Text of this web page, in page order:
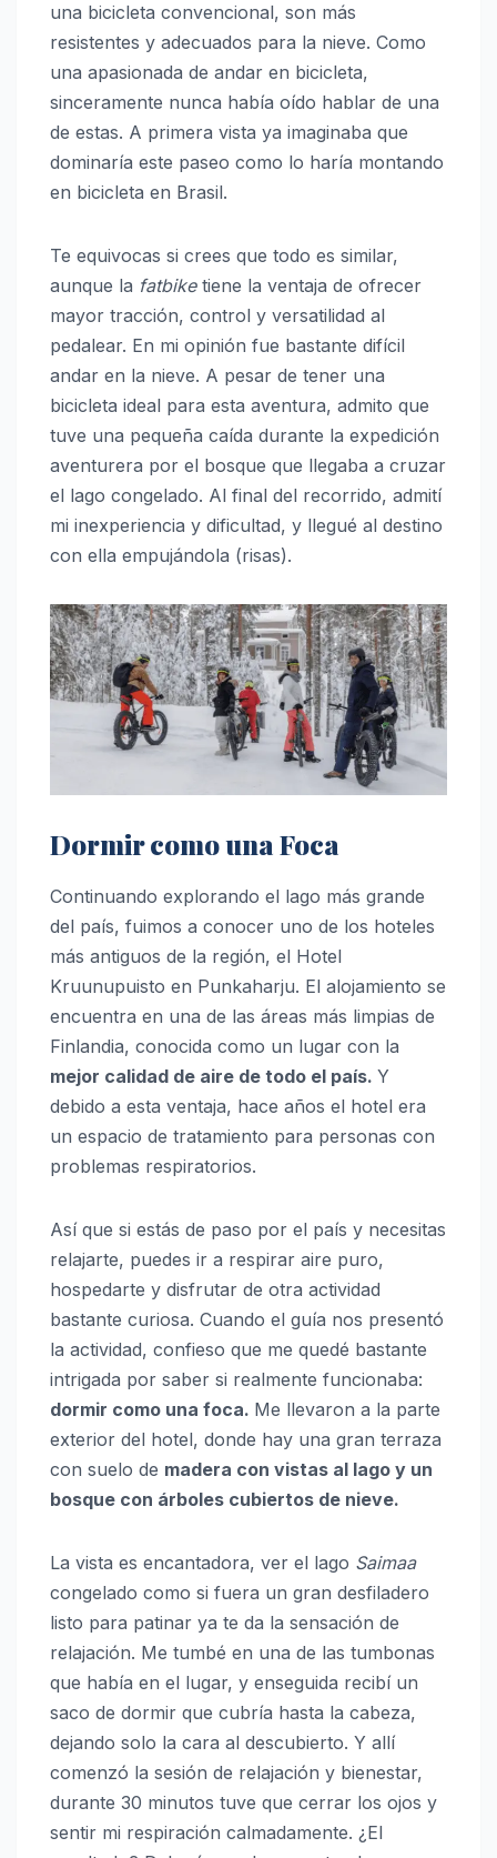
una bicicleta convencional, son más
resistentes y adecuados para la nieve. Como
una apasionada de andar en bicicleta,
sinceramente nunca había oído hablar de una
de estas. A primera vista ya imaginaba que
dominaría este paseo como lo haría montando
en bicicleta en Brasil.
Te equivocas si crees que todo es similar,
aunque la fatbike tiene la ventaja de ofrecer
mayor tracción, control y versatilidad al
pedalear. En mi opinión fue bastante difícil
andar en la nieve. A pesar de tener una
bicicleta ideal para esta aventura, admito que
tuve una pequeña caída durante la expedición
aventurera por el bosque que llegaba a cruzar
el lago congelado. Al final del recorrido, admití
mi inexperiencia y dificultad, y llegué al destino
con ella empujándola (risas).
Dormir como una Foca
Continuando explorando el lago más grande
del país, fuimos a conocer uno de los hoteles
más antiguos de la región, el Hotel
Kruunupuisto en Punkaharju. El alojamiento se
encuentra en una de las áreas más limpias de
Finlandia, conocida como un lugar con la
mejor calidad de aire de todo el país. Y
debido a esta ventaja, hace años el hotel era
un espacio de tratamiento para personas con
problemas respiratorios.
Así que si estás de paso por el país y necesitas
relajarte, puedes ir a respirar aire puro,
hospedarte y disfrutar de otra actividad
bastante curiosa. Cuando el guía nos presentó
la actividad, confieso que me quedé bastante
intrigada por saber si realmente funcionaba:
dormir como una foca. Me llevaron a la parte
exterior del hotel, donde hay una gran terraza
con suelo de madera con vistas al lago y un
bosque con árboles cubiertos de nieve.
La vista es encantadora, ver el lago Saimaa
congelado como si fuera un gran desfiladero
listo para patinar ya te da la sensación de
relajación. Me tumbé en una de las tumbonas
que había en el lugar, y enseguida recibí un
saco de dormir que cubría hasta la cabeza,
dejando solo la cara al descubierto. Y allí
comenzó la sesión de relajación y bienestar,
durante 30 minutos tuve que cerrar los ojos y
sentir mi respiración calmadamente. ¿El